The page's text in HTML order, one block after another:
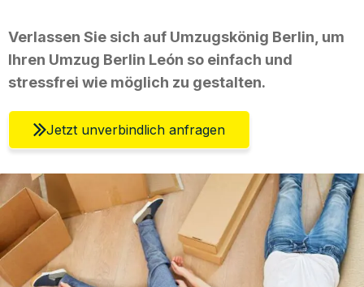
Verlassen Sie sich auf Umzugskönig Berlin, um
Ihren Umzug Berlin León so einfach und
stressfrei wie möglich zu gestalten.
Jetzt unverbindlich anfragen